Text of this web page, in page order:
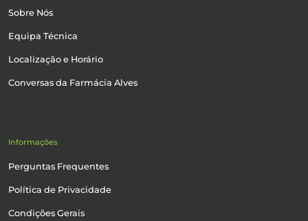
Sobre Nós
Equipa Técnica
Localização e Horário
Conversas da Farmácia Alves
Informações
Perguntas Frequentes
Política de Privacidade
Condições Gerais